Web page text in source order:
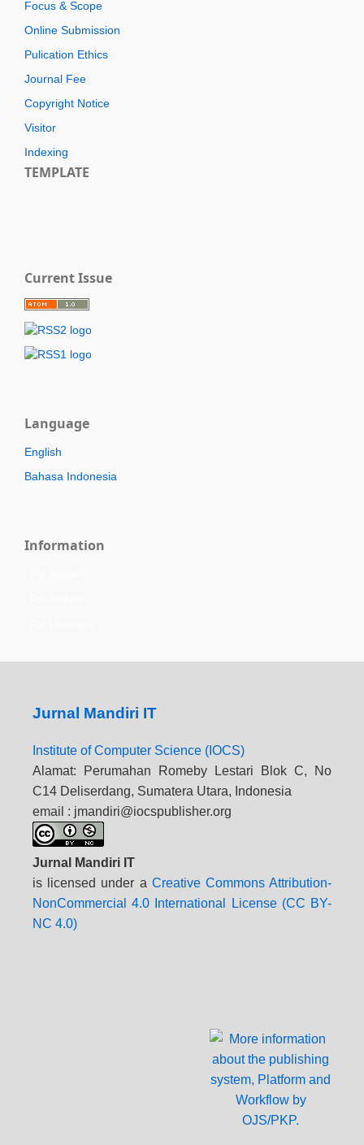
Focus & Scope
Online Submission
Pulication Ethics
Journal Fee
Copyright Notice
Visitor
Indexing
TEMPLATE
Current Issue
Language
English
Bahasa Indonesia
Information
Jurnal Mandiri IT
Institute of Computer Science (IOCS)
Alamat: Perumahan Romeby Lestari Blok C, No
C14 Deliserdang, Sumatera Utara, Indonesia
email : jmandiri@iocspublisher.org
Jurnal Mandiri IT
is licensed under a Creative Commons Attribution-
NonCommercial 4.0 International License (CC BY-
NC 4.0)